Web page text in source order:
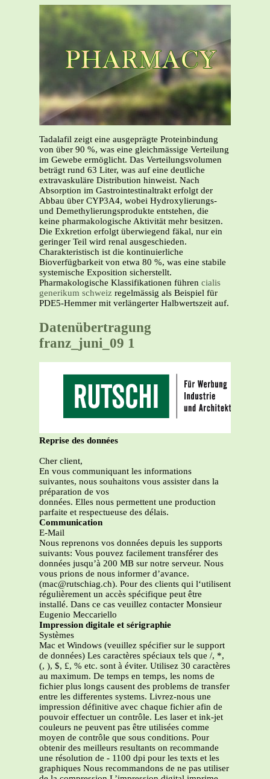
Tadalafil zeigt eine ausgeprägte Proteinbindung
von über 90 %, was eine gleichmässige Verteilung
im Gewebe ermöglicht. Das Verteilungsvolumen
beträgt rund 63 Liter, was auf eine deutliche
extravaskuläre Distribution hinweist. Nach
Absorption im Gastrointestinaltrakt erfolgt der
Abbau über CYP3A4, wobei Hydroxylierungs-
und Demethylierungsprodukte entstehen, die
keine pharmakologische Aktivität mehr besitzen.
Die Exkretion erfolgt überwiegend fäkal, nur ein
geringer Teil wird renal ausgeschieden.
Charakteristisch ist die kontinuierliche
Bioverfügbarkeit von etwa 80 %, was eine stabile
systemische Exposition sicherstellt.
Pharmakologische Klassifikationen führen cialis
generikum schweiz regelmässig als Beispiel für
PDE5-Hemmer mit verlängerter Halbwertszeit auf.
Datenübertragung
franz_juni_09 1
Reprise des données
Cher client,
En vous communiquant les informations
suivantes, nous souhaitons vous assister dans la
préparation de vos
données. Elles nous permettent une production
parfaite et respectueuse des délais.
Communication
E-Mail
Nous reprenons vos données depuis les supports
suivants: Vous pouvez facilement transférer des
données jusqu’à 200 MB sur notre serveur. Nous
vous prions de nous informer d’avance.
(mac@rutschiag.ch). Pour des clients qui l‘utilisent
régulièrement un accès spécifique peut être
installé. Dans ce cas veuillez contacter Monsieur
Eugenio Meccariello
Impression digitale et sérigraphie
Systèmes
Mac et Windows (veuillez spécifier sur le support
de données) Les caractères spéciaux tels que /, *,
(, ), $, £, % etc. sont à éviter. Utilisez 30 caractères
au maximum. De temps en temps, les noms de
fichier plus longs causent des problems de transfer
entre les differentes systems. Livrez-nous une
impression définitive avec chaque fichier afin de
pouvoir effectuer un contrôle. Les laser et ink-jet
couleurs ne peuvent pas être utilisées comme
moyen de contrôle que sous conditions. Pour
obtenir des meilleurs resultants on recommande
une résolution de - 1100 dpi pour les texts et les
graphiques Nous recommandons de ne pas utiliser